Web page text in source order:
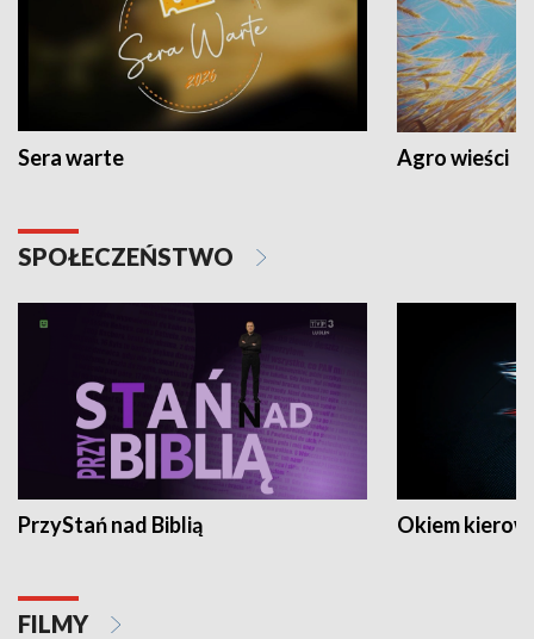
Sera warte Agro wieści
SPOŁECZEŃSTWO
PrzyStań nad Biblią Okiem
FILMY